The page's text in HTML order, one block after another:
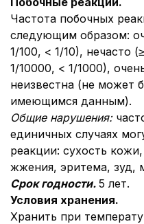
Частота побочных
следующим образом:
1/100, < 1/10), нечасто
1/10000, < 1/1000),
неизвестна (не может
имеющимся данным).
Общие нарушения:
единичных случаях
реакции: сухость
жжения, эритема, зуд,
Срок годности. 5 лет.
Условия хранения.
Хранить при